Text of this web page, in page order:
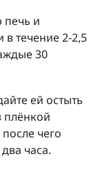
печь и
течение 2-2,5
30
ей остыть
плёнкой
чего
часа.